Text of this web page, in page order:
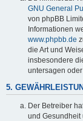
GNU General
von phpBB
Informationen
www.phpbb.de
die Art und
insbesondere
untersagen
5.
Der Betreiber
und Gesundheit